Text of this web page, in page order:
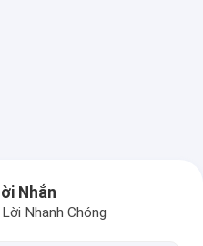
Nhắn
Nhanh Chóng